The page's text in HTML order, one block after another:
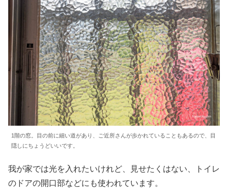
1階の窓。目の前に細い道があり、ご近所さんが歩かれていることもあるので、目
隠しにちょうどいいです。
我が家では光を入れたいけれど、見せたくはない、トイレ
のドアの開口部などにも使われています。